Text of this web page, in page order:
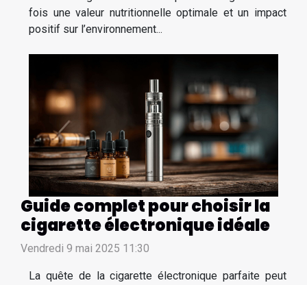
fois une valeur nutritionnelle optimale et un impact
positif sur l’environnement...
Guide complet pour choisir la
cigarette électronique idéale
Vendredi 9 mai 2025 11:30
La quête de la cigarette électronique parfaite peut